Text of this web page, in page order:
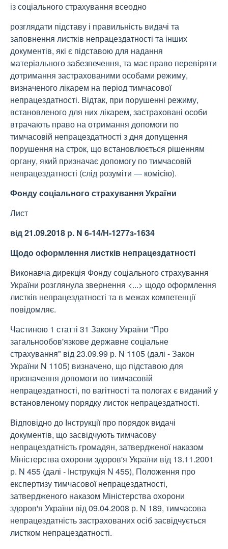
із соціального страхування всеодно
розглядати підставу і правильність видачі та
заповнення листків непрацездатності та інших
документів, які є підставою для надання
матеріального забезпечення, та має право перевіряти
дотримання застрахованими особами режиму,
визначеного лікарем на період тимчасової
непрацездатності. Відтак, при порушенні режиму,
встановленого для них лікарем, застраховані особи
втрачають право на отримання допомоги по
тимчасовій непрацездатності з дня допущення
порушення на строк, що встановлюється рішенням
органу, який призначає допомогу по тимчасовій
непрацездатності (слід розуміти — комісію).
Фонду соціального страхування України
Лист
від 21.09.2018 р. N 6-14/Н-1277з-1634
Щодо оформлення листків непрацездатності
Виконавча дирекція Фонду соціального страхування
України розглянула звернення <...> щодо оформлення
листків непрацездатності та в межах компетенції
повідомляє.
Частиною 1 статті 31 Закону України "Про
загальнообов'язкове державне соціальне
страхування" від 23.09.99 р. N 1105 (далі - Закон
України N 1105) визначено, що підставою для
призначення допомоги по тимчасовій
непрацездатності, по вагітності та пологах є виданий у
встановленому порядку листок непрацездатності.
Відповідно до Інструкції про порядок видачі
документів, що засвідчують тимчасову
непрацездатність громадян, затвердженої наказом
Міністерства охорони здоров'я України від 13.11.2001
р. N 455 (далі - Інструкція N 455), Положення про
експертизу тимчасової непрацездатності,
затвердженого наказом Міністерства охорони
здоров'я України від 09.04.2008 р. N 189, тимчасова
непрацездатність застрахованих осіб засвідчується
листком непрацездатності.